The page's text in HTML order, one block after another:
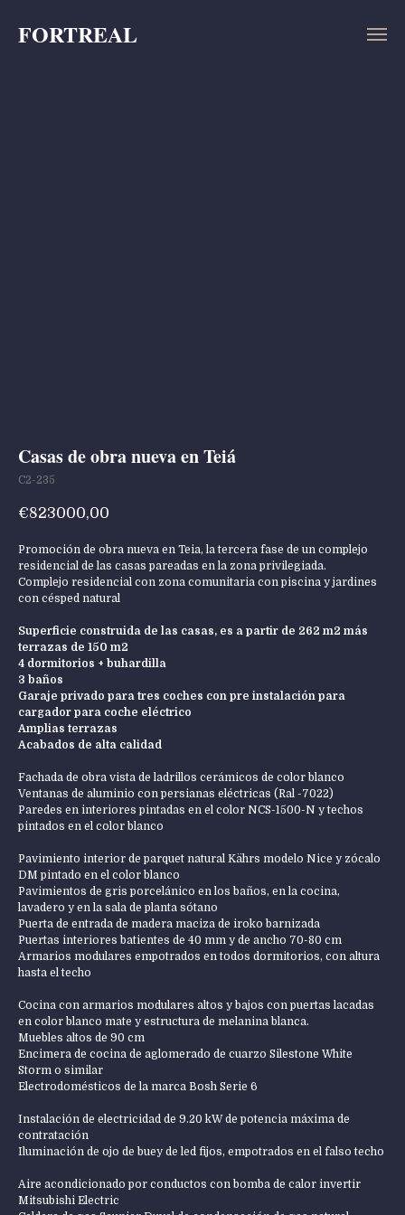
FORTREAL
Casas de obra nueva en Teiá
C2-235
€823000,00
Promoción de obra nueva en Teia, la tercera fase de un complejo
residencial de las casas pareadas en la zona privilegiada.
Complejo residencial con zona comunitaria con piscina y jardines
con césped natural
Superficie construida de las casas, es a partir de 262 m2 más
terrazas de 150 m2
4 dormitorios + buhardilla
3 baños
Garaje privado para tres coches con pre instalación para
cargador para coche eléctrico
Amplias terrazas
Acabados de alta calidad
Fachada de obra vista de ladrillos cerámicos de color blanco
Ventanas de aluminio con persianas eléctricas (Ral -7022)
Paredes en interiores pintadas en el color NCS-1500-N y techos
pintados en el color blanco
Pavimiento interior de parquet natural Kährs modelo Nice y zócalo
DM pintado en el color blanco
Pavimientos de gris porcelánico en los baños, en la cocina,
lavadero y en la sala de planta sótano
Puerta de entrada de madera maciza de iroko barnizada
Puertas interiores batientes de 40 mm y de ancho 70-80 cm
Armarios modulares empotrados en todos dormitorios, con altura
hasta el techo
Cocina con armarios modulares altos y bajos con puertas lacadas
en color blanco mate y estructura de melanina blanca.
Muebles altos de 90 cm
Encimera de cocina de aglomerado de cuarzo Silestone White
Storm o similar
Electrodomésticos de la marca Bosh Serie 6
Instalación de electricidad de 9.20 kW de potencia máxima de
contratación
Iluminación de ojo de buey de led fijos, empotrados en el falso techo
Aire acondicionado por conductos con bomba de calor invertir
Mitsubishi Electric